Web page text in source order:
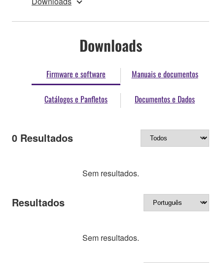
Downloads
Firmware e software Manuais e documentos
Catálogos e Panfletos Documentos e Dados
0 Resultados
Sem resultados.
Resultados
Sem resultados.